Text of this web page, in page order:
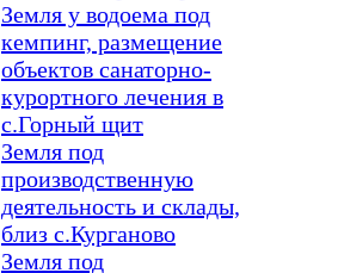
Земля у водоема под
кемпинг, размещение
объектов санаторно-
курортного лечения в
с.Горный щит
Земля под
производственную
деятельность и склады,
близ с.Курганово
Земля под